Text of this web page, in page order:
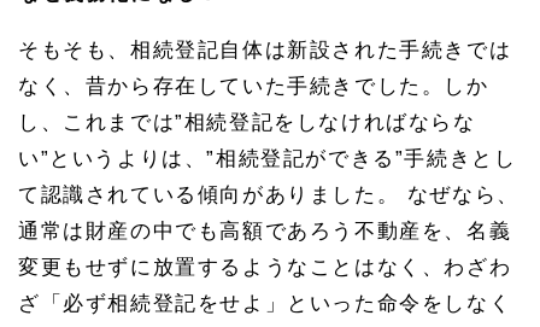
そもそも、相続登記自体は新設された手続きでは
なく、昔から存在していた手続きでした。しか
し、これまでは”相続登記をしなければならな
い”というよりは、”相続登記ができる”手続きとし
て認識されている傾向がありました。 なぜなら、
通常は財産の中でも高額であろう不動産を、名義
変更もせずに放置するようなことはなく、わざわ
ざ「必ず相続登記をせよ」といった命令をしなく